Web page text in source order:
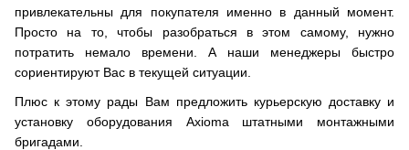
привлекательны для покупателя именно в данный момент.
Просто на то, чтобы разобраться в этом самому, нужно
потратить немало времени. А наши менеджеры быстро
сориентируют Вас в текущей ситуации.
Плюс к этому рады Вам предложить курьерскую доставку и
установку оборудования Axioma штатными монтажными
бригадами.